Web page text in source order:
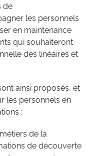
de
les personnels
en maintenance
qui souhaiteront
des linéaires et
ainsi proposés, et
les personnels en
:
de la
de découverte